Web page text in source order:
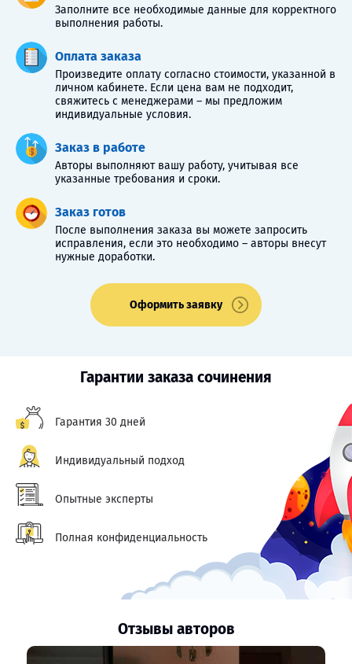
Заполните все необходимые данные для корректного
выполнения работы.
Оплата заказа
Произведите оплату согласно стоимости, указанной в
личном кабинете. Если цена вам не подходит,
свяжитесь с менеджерами – мы предложим
индивидуальные условия.
Заказ в работе
Авторы выполняют вашу работу, учитывая все
указанные требования и сроки.
Заказ готов
После выполнения заказа вы можете запросить
исправления, если это необходимо – авторы внесут
нужные доработки.
Оформить заявку
Гарантии заказа сочинения
Гарантия 30 дней
Индивидуальный подход
Опытные эксперты
Полная конфиденциальность
Отзывы авторов